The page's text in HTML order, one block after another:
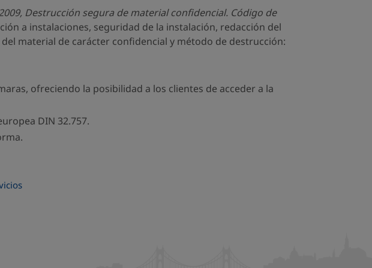
Destrucción segura de material confidencial. Código de
a instalaciones, seguridad de la instalación, redacción del
material de carácter confidencial y método de destrucción:
ofreciendo la posibilidad a los clientes de acceder a la
DIN 32.757.